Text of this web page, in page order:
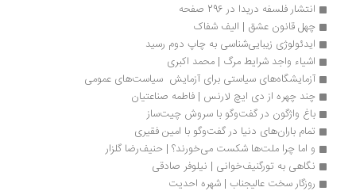
انتشار فلسفه دریدا در 296 صفحه
چهل قانون عشق | الیف شفاک
ایدئولوژی زیبایی‌شناسی به چاپ دوم رسید
اشیاء واجد شرایط مرگ | محمد اکبری
آزمایشگاه‌های سیاستی برای آزمایش  سیاست‌های عمومی
چند چهره از دی ایچ لارنس | فاطمه صناعتیان
باغ واژگون در گفت‌وگو با سروش چیت‌ساز
تمام باران‌های دنیا در گفت‌وگو با امین فقیری
و اما چرا ملت‌ها شکست می‌خورند؟ | حنیف‌رضا گلزار
نگاهی به تورگنیف‌خوانی | نیلوفر صادقی
روزگار سخت عالیجناب | شهره احدیت